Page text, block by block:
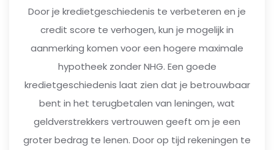
Door je kredietgeschiedenis te verbeteren en je
credit score te verhogen, kun je mogelijk in
aanmerking komen voor een hogere maximale
hypotheek zonder NHG. Een goede
kredietgeschiedenis laat zien dat je betrouwbaar
bent in het terugbetalen van leningen, wat
geldverstrekkers vertrouwen geeft om je een
groter bedrag te lenen. Door op tijd rekeningen te